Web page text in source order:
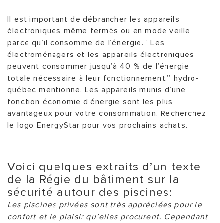
Il est important de débrancher les appareils
électroniques même fermés ou en mode veille
parce qu’il consomme de l’énergie. ‘’Les
électroménagers et les appareils électroniques
peuvent consommer jusqu’à 40 % de l’énergie
totale nécessaire à leur fonctionnement.’’ hydro-
québec mentionne. Les appareils munis d’une
fonction économie d’énergie sont les plus
avantageux pour votre consommation. Recherchez
le logo EnergyStar pour vos prochains achats.
Voici quelques extraits d’un texte
de la Régie du bâtiment sur la
sécurité autour des piscines:
Les piscines privées sont très appréciées pour le
confort et le plaisir qu’elles procurent. Cependant